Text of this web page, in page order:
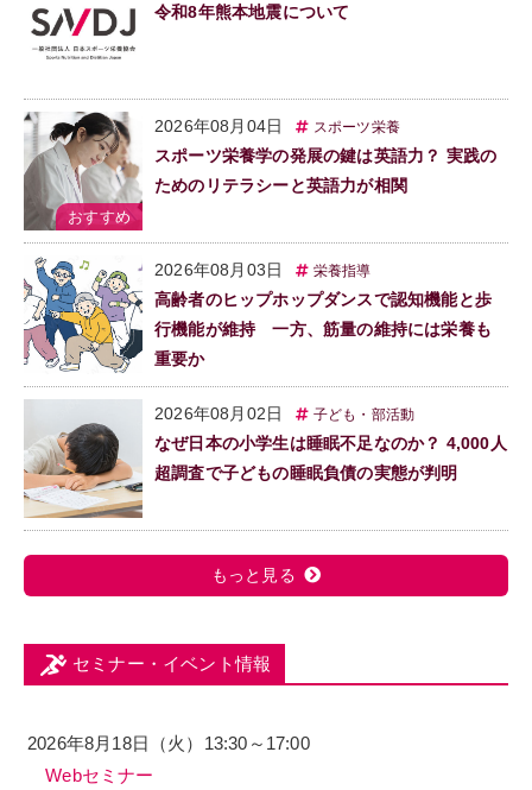
令和8年熊本地震について
2026年08月04日 スポーツ栄養
スポーツ栄養学の発展の鍵は英語力？ 実践の
ためのリテラシーと英語力が相関
2026年08月03日 栄養指導
高齢者のヒップホップダンスで認知機能と歩
行機能が維持 一方、筋量の維持には栄養も
重要か
2026年08月02日 子ども・部活動
なぜ日本の小学生は睡眠不足なのか？ 4,000人
超調査で子どもの睡眠負債の実態が判明
もっと見る
セミナー・イベント情報
2026年8月18日（火）13:30～17:00
Webセミナー